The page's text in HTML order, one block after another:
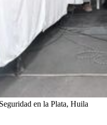
en la Plata, Huila